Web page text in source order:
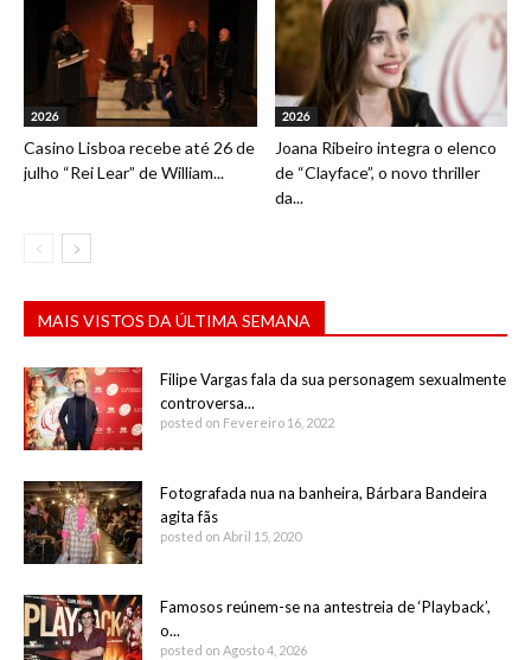
2026
Casino Lisboa recebe até 26 de
julho “Rei Lear” de William...
2026
Joana Ribeiro integra o elenco
de “Clayface”, o novo thriller
da...
MAIS VISTOS DA ÚLTIMA SEMANA
Filipe Vargas fala da sua personagem sexualmente
controversa...
posted on Fevereiro 16, 2022
Fotografada nua na banheira, Bárbara Bandeira
agita fãs
posted on Abril 15, 2020
Famosos reúnem-se na antestreia de ‘Playback’,
o...
posted on Agosto 4, 2026